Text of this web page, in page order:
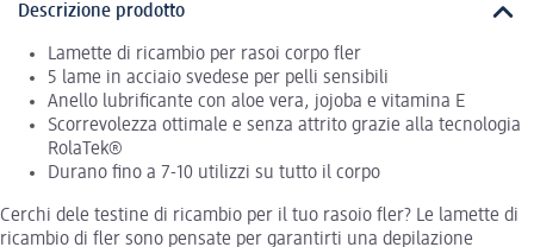
Descrizione prodotto
Lamette di ricambio per rasoi corpo fler
5 lame in acciaio svedese per pelli sensibili
Anello lubrificante con aloe vera, jojoba e vitamina E
Scorrevolezza ottimale e senza attrito grazie alla tecnologia
RolaTek®
Durano fino a 7-10 utilizzi su tutto il corpo
Cerchi dele testine di ricambio per il tuo rasoio fler? Le lamette di
ricambio di fler sono pensate per garantirti una depilazione